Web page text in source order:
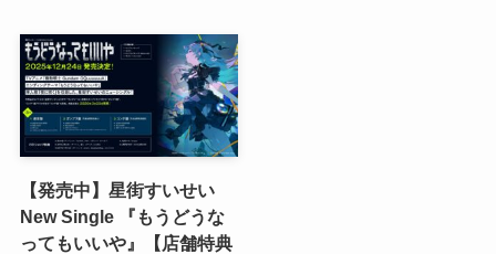
【発売中】星街すいせい
New Single 『もうどうな
ってもいいや』【店舗特典